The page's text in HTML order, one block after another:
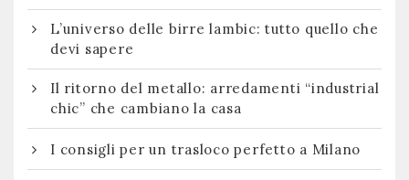
L’universo delle birre lambic: tutto quello che
devi sapere
Il ritorno del metallo: arredamenti “industrial
chic” che cambiano la casa
I consigli per un trasloco perfetto a Milano